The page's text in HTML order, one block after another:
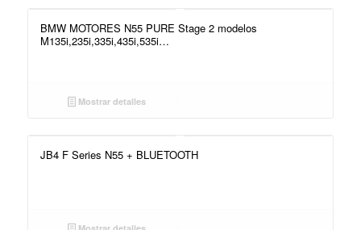
BMW MOTORES N55 PURE Stage 2 modelos
M135i,235i,335i,435i,535i…
Mostrar detalles
JB4 F Series N55 + BLUETOOTH